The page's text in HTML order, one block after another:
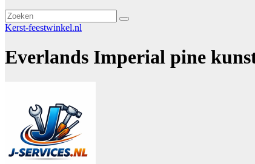
Kerst-feestwinkel.nl
Everlands Imperial pine